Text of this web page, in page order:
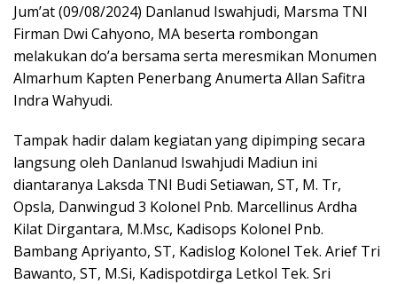
Jum’at (09/08/2024) Danlanud Iswahjudi, Marsma TNI
Firman Dwi Cahyono, MA beserta rombongan
melakukan do’a bersama serta meresmikan Monumen
Almarhum Kapten Penerbang Anumerta Allan Safitra
Indra Wahyudi.
Tampak hadir dalam kegiatan yang dipimping secara
langsung oleh Danlanud Iswahjudi Madiun ini
diantaranya Laksda TNI Budi Setiawan, ST, M. Tr,
Opsla, Danwingud 3 Kolonel Pnb. Marcellinus Ardha
Kilat Dirgantara, M.Msc, Kadisops Kolonel Pnb.
Bambang Apriyanto, ST, Kadislog Kolonel Tek. Arief Tri
Bawanto, ST, M.Si, Kadispotdirga Letkol Tek. Sri